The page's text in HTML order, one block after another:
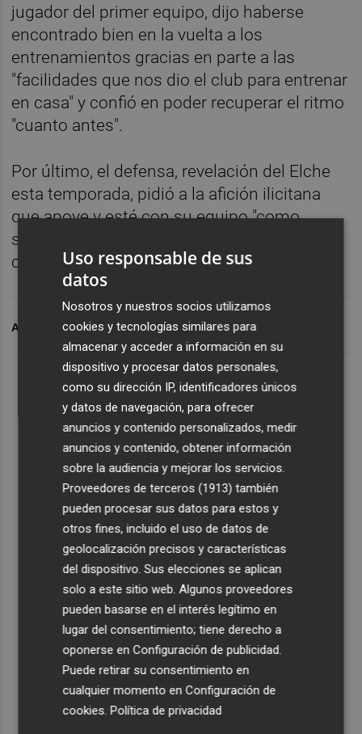
jugador del primer equipo, dijo haberse
encontrado bien en la vuelta a los
entrenamientos gracias en parte a las
"facilidades que nos dio el club para entrenar
en casa" y confió en poder recuperar el ritmo
"cuanto antes".
Por último, el defensa, revelación del Elche
esta temporada, pidió a la afición ilicitana
que apoye y esté con su equipo "como
siempre lo ha estado, aunque ahora desde
casa".
ARCHIVADO EN ÓSCAR GIL ELCHE CF
Uso responsable de sus
datos
Nosotros y nuestros socios utilizamos
cookies y tecnologías similares para
almacenar y acceder a información en su
dispositivo y procesar datos personales,
como su dirección IP, identificadores únicos
y datos de navegación, para ofrecer
anuncios y contenido personalizados, medir
anuncios y contenido, obtener información
sobre la audiencia y mejorar los servicios.
Proveedores de terceros (1913) también
pueden procesar sus datos para estos y
otros fines, incluido el uso de datos de
geolocalización precisos y características
del dispositivo. Sus elecciones se aplican
solo a este sitio web. Algunos proveedores
pueden basarse en el interés legítimo en
lugar del consentimiento; tiene derecho a
oponerse enConfiguración de publicidad
Puede retirar su consentimiento en
cualquier momento enConfiguración de
cookies .Política de privacidad